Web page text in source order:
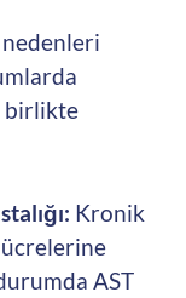
birlikte
Kronik
AST